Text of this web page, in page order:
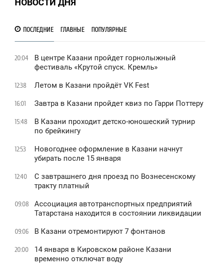
НОВОСТИ ДНЯ
ПОСЛЕДНИЕ ГЛАВНЫЕ ПОПУЛЯРНЫЕ
20:04
В центре Казани пройдет горнолыжный
фестиваль «Крутой спуск. Кремль»
12:38 Летом в Казани пройдёт VK Fest
16:01 Завтра в Казани пройдет квиз по Гарри Поттеру
15:48
В Казани проходит детско-юношеский турнир
по брейкингу
12:53
Новогоднее оформление в Казани начнут
убирать после 15 января
12:40
С завтрашнего дня проезд по Вознесенскому
тракту платный
09:08
Ассоциация автотранспортных предприятий
Татарстана находится в состоянии ликвидации
09:06 В Казани отремонтируют 7 фонтанов
20:00
14 января в Кировском районе Казани
временно отключат воду